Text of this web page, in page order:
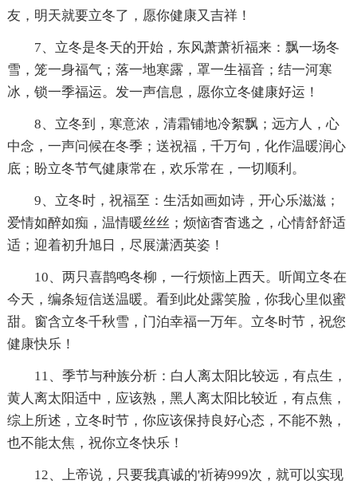
友，明天就要立冬了，愿你健康又吉祥！
7、立冬是冬天的开始，东风萧萧祈福来：飘一场冬
雪，笼一身福气；落一地寒露，罩一生福音；结一河寒
冰，锁一季福运。发一声信息，愿你立冬健康好运！
8、立冬到，寒意浓，清霜铺地冷絮飘；远方人，心
中念，一声问候在冬季；送祝福，千万句，化作温暖润心
底；盼立冬节气健康常在，欢乐常在，一切顺利。
9、立冬时，祝福至：生活如画如诗，开心乐滋滋；
爱情如醉如痴，温情暖丝丝；烦恼杳杳逃之，心情舒舒适
适；迎着初升旭日，尽展潇洒英姿！
10、两只喜鹊鸣冬柳，一行烦恼上西天。听闻立冬在
今天，编条短信送温暖。看到此处露笑脸，你我心里似蜜
甜。窗含立冬千秋雪，门泊幸福一万年。立冬时节，祝您
健康快乐！
11、季节与种族分析：白人离太阳比较远，有点生，
黄人离太阳适中，应该熟，黑人离太阳比较近，有点焦，
综上所述，立冬时节，你应该保持良好心态，不能不熟，
也不能太焦，祝你立冬快乐！
12、上帝说，只要我真诚的'祈祷999次，就可以实现